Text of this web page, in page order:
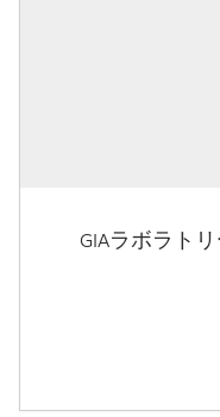
GIAラボラト